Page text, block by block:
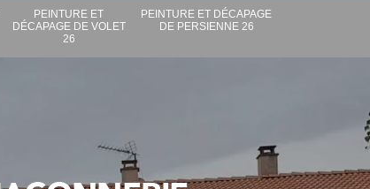
PEINTURE ET
DÉCAPAGE DE VOLET
26
PEINTURE ET DÉCAPAGE
DE PERSIENNE 26